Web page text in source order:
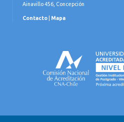
Ainavillo 456, Concepción
Contacto Mapa